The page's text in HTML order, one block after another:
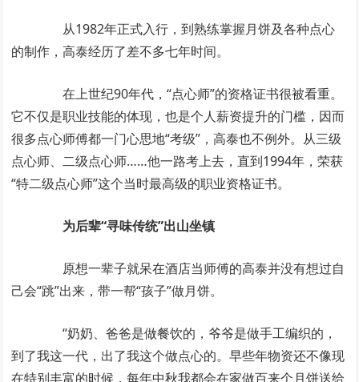
从1982年正式入行，到熟练掌握月饼及各种点心
的制作，高泰经历了差不多七年时间。
在上世纪90年代，“点心师”的资格证书很被看重。
它不仅是职业技能的体现，也是个人薪资提升的门槛，因而
很多点心师傅都一门心思地“考级”，高泰也不例外。从三级
点心师、二级点心师……他一路考上去，直到1994年，荣获
“特二级点心师”这个当时最高级的职业资格证书。
为后辈“寻味传统”出山坐镇
原想一辈子就呆在酒店当师傅的高泰并没有想过自
己会“跳”出来，带一帮“孩子”做月饼。
“奶奶、爸爸是做餐饮的，爷爷是做手工编织的，
到了我这一代，出了我这个做点心的。早些年物资还不像现
在特别丰富的时候，每年中秋我都会在家做百来个月饼送给